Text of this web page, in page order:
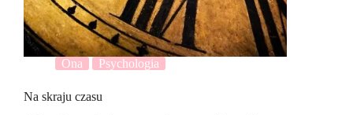
Ona Psychologia
Na skraju czasu